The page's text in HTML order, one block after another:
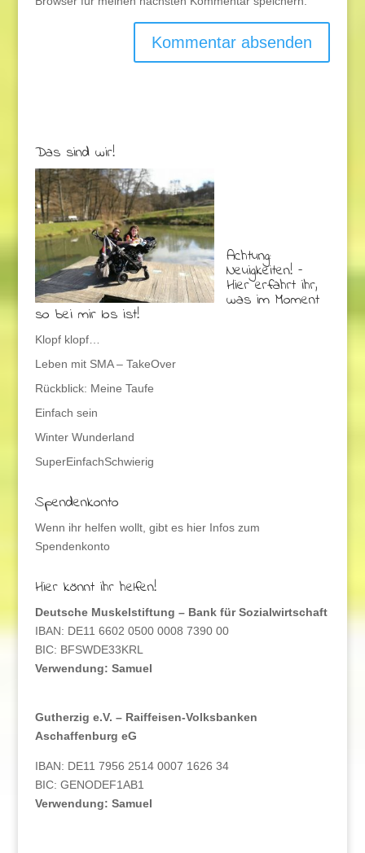
Das sind wir!
Achtung:
Neuigkeiten! –
Hier erfahrt ihr,
was im Moment
so bei mir los ist!
Klopf klopf…
Leben mit SMA – TakeOver
Rückblick: Meine Taufe
Einfach sein
Winter Wunderland
SuperEinfachSchwierig
Spendenkonto
Wenn ihr helfen wollt, gibt es hier Infos zum
Spendenkonto
Hier könnt ihr helfen!
Deutsche Muskelstiftung – Bank für Sozialwirtschaft
IBAN: DE11 6602 0500 0008 7390 00
BIC: BFSWDE33KRL
Verwendung: Samuel
Gutherzig e.V. – Raiffeisen-Volksbanken
Aschaffenburg eG
IBAN: DE11 7956 2514 0007 1626 34
BIC: GENODEF1AB1
Verwendung: Samuel